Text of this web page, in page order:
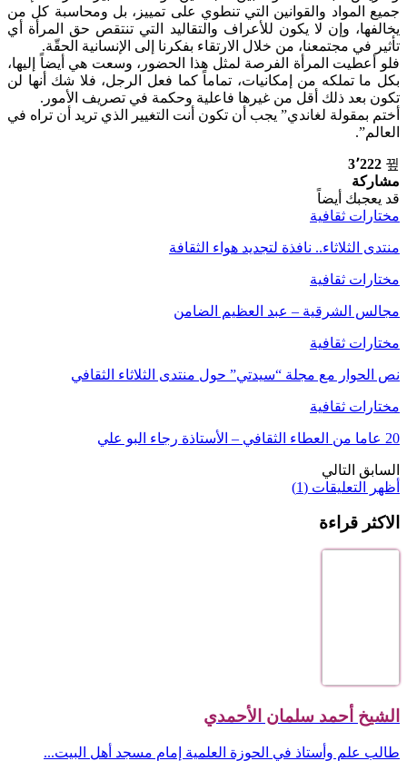
جميع المواد والقوانين التي تنطوي على تمييز، بل ومحاسبة كل من
يخالفها، وإن لا يكون للأعراف والتقاليد التي تنتقص حق المرأة أي
تأثير في مجتمعنا، من خلال الارتقاء بفكرنا إلى الإنسانية الحقّة.
فلو أعطيت المرأة الفرصة لمثل هذا الحضور، وسعت هي أيضاً إليها،
بكل ما تملكه من إمكانيات، تماماً كما فعل الرجل، فلا شك أنها لن
تكون بعد ذلك أقل من غيرها فاعلية وحكمة في تصريف الأمور.
أختم بمقولة لغاندي” يجب أن تكون أنت التغيير الذي تريد أن تراه في
العالم”.
3٬222
مشاركة
قد يعجبك أيضاً
مختارات ثقافية
منتدى الثلاثاء.. نافذة لتجديد هواء الثقافة
مختارات ثقافية
مجالس الشرقية – عبد العظيم الضامن
مختارات ثقافية
نص الحوار مع مجلة “سيدتي” حول منتدى الثلاثاء الثقافي
مختارات ثقافية
20 عاما من العطاء الثقافي – الأستاذة رجاء البو علي
السابق التالي
أظهر التعليقات (1)
الاكثر قراءة
الشيخ أحمد سلمان الأحمدي
طالب علم وأستاذ في الحوزة العلمية إمام مسجد أهل البيت...